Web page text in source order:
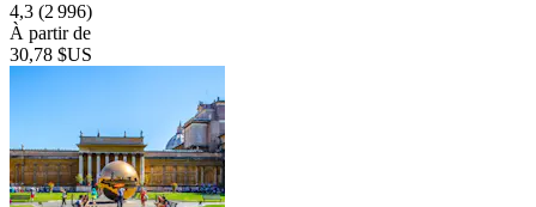
4,3 (2 996)
À partir de
30,78 $US